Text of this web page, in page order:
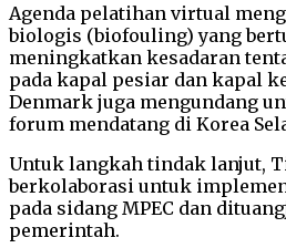
Agenda pelatihan virtual
biologis (biofouling) yang
meningkatkan kesadaran
pada kapal pesiar dan kapal
Denmark juga mengundang
forum mendatang di Korea
Untuk langkah tindak lanjut,
berkolaborasi untuk
pada sidang MPEC dan
pemerintah.